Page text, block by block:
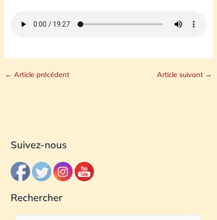
← Article précédent Article suivant →
Suivez-nous
Rechercher